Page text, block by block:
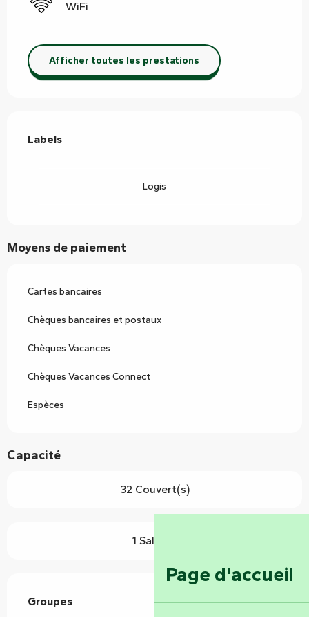
Page d'accueil
WiFi
Afficher toutes les prestations
Labels
Labels
Logis
Moyens de paiement
Cartes bancaires
Chèques bancaires et postaux
Chèques Vacances
Chèques Vacances Connect
Espèces
Capacité
32 Couvert(s)
1 Salle(s)
Groupes
Groupes